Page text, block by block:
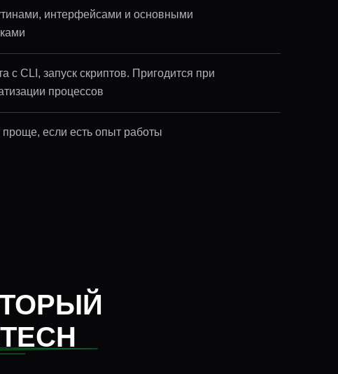
интерфейсами и основными
с CLI, запуск скриптов. Пригодится при
процессов
проще, если есть опыт работы